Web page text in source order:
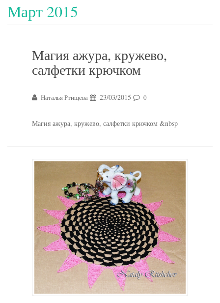
Март 2015
Магия ажура, кружево,
салфетки крючком
Наталья Ртищева 23/03/2015 0
Магия ажура, кружево, салфетки крючком &nbsp